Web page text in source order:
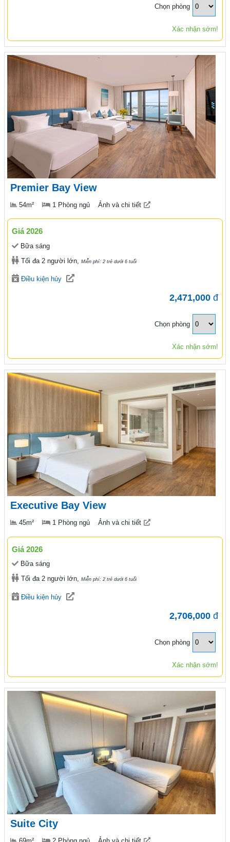
Chọn phòng
Xác nhận sớm!
Premier Bay View
54m² 1 Phòng ngủ Ảnh và chi tiết
Giá 2026
Bữa sáng
Tối đa 2 người lớn,
Miễn phí: 2 trẻ dưới 6 tuổi
Điều kiện hủy
2,471,000 đ
Chọn phòng
Xác nhận sớm!
Executive Bay View
45m² 1 Phòng ngủ Ảnh và chi tiết
Giá 2026
Bữa sáng
Tối đa 2 người lớn, Miễn phí: 2 trẻ dưới 6 tuổi
Điều kiện hủy
2,706,000 đ
Chọn phòng
Xác nhận sớm!
Suite City